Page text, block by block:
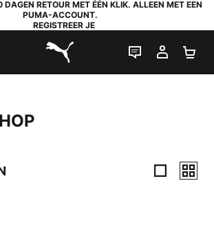
RETOUR MET ÉÉN KLIK. ALLEEN MET EEN
PUMA-ACCOUNT.
REGISTREER JE
PUMA.com
LIVE CHAT
MIJN